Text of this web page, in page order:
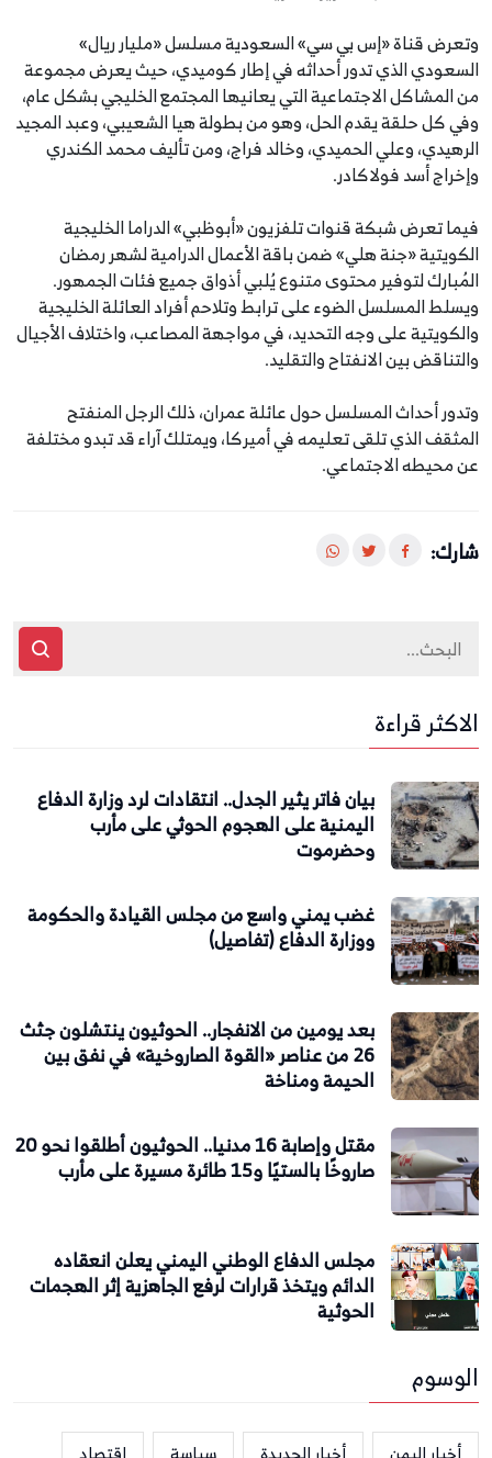
وتعرض قناة «إس بي سي» السعودية مسلسل «مليار ريال»
السعودي الذي تدور أحداثه في إطار كوميدي، حيث يعرض مجموعة
من المشاكل الاجتماعية التي يعانيها المجتمع الخليجي بشكل عام،
وفي كل حلقة يقدم الحل، وهو من بطولة هيا الشعيبي، وعبد المجيد
الرهيدي، وعلي الحميدي، وخالد فراج، ومن تأليف محمد الكندري
وإخراج أسد فولاكادر.
فيما تعرض شبكة قنوات تلفزيون «أبوظبي» الدراما الخليجية
الكويتية «جنة هلي» ضمن باقة الأعمال الدرامية لشهر رمضان
المُبارك لتوفير محتوى متنوع يُلبي أذواق جميع فئات الجمهور.
ويسلط المسلسل الضوء على ترابط وتلاحم أفراد العائلة الخليجية
والكويتية على وجه التحديد، في مواجهة المصاعب، واختلاف الأجيال
والتناقض بين الانفتاح والتقليد.
وتدور أحداث المسلسل حول عائلة عمران، ذلك الرجل المنفتح
المثقف الذي تلقى تعليمه في أميركا، ويمتلك آراء قد تبدو مختلفة
عن محيطه الاجتماعي.
شارك:
الاكثر قراءة
بيان فاتر يثير الجدل.. انتقادات لرد وزارة الدفاع
اليمنية على الهجوم الحوثي على مأرب
وحضرموت
غضب يمني واسع من مجلس القيادة والحكومة
ووزارة الدفاع (تفاصيل)
بعد يومين من الانفجار.. الحوثيون ينتشلون جثث
26 من عناصر «القوة الصاروخية» في نفق بين
الحيمة ومناخة
مقتل وإصابة 16 مدنيا.. الحوثيون أطلقوا نحو 20
صاروخًا بالستيًا و15 طائرة مسيرة على مأرب
مجلس الدفاع الوطني اليمني يعلن انعقاده
الدائم ويتخذ قرارات لرفع الجاهزية إثر الهجمات
الحوثية
الوسوم